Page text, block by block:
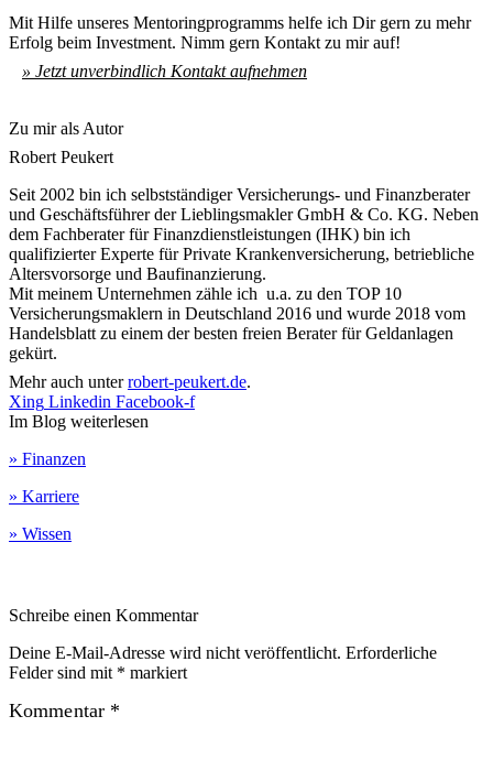
Mit Hilfe unseres Mentoringprogramms helfe ich Dir gern zu mehr
Erfolg beim Investment. Nimm gern Kontakt zu mir auf!
» Jetzt unverbindlich Kontakt aufnehmen
Zu mir als Autor
Robert Peukert
Seit 2002 bin ich selbstständiger Versicherungs- und Finanzberater
und Geschäftsführer der Lieblingsmakler GmbH & Co. KG. Neben
dem Fachberater für Finanzdienstleistungen (IHK) bin ich
qualifizierter Experte für Private Krankenversicherung, betriebliche
Altersvorsorge und Baufinanzierung.
Mit meinem Unternehmen zähle ich u.a. zu den TOP 10
Versicherungsmaklern in Deutschland 2016 und wurde 2018 vom
Handelsblatt zu einem der besten freien Berater für Geldanlagen
gekürt.
Mehr auch unterrobert-peukert.de.
Xing Linkedin Facebook-f
Im Blog weiterlesen
» Finanzen
» Karriere
» Wissen
Schreibe einen Kommentar
Deine E-Mail-Adresse wird nicht veröffentlicht. Erforderliche
Felder sind mit * markiert
Kommentar *